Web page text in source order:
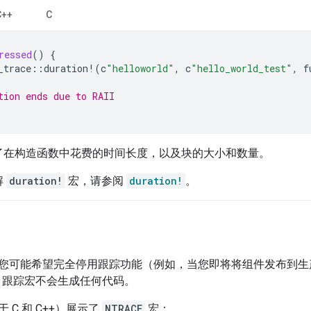
C
()
{
::duration ! (c"helloworld" , c"hello_world_test" ,
ends due to RAII
构造函数中花费的时间长度，以及块的大小和数量。
duration! 宏，请参阅 duration! 。
可能希望完全停用跟踪功能（例如，当您即将将组件发布到
踪宏不会生成任何代码。